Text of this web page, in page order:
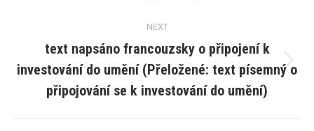
NEXT
Next
post:
text napsáno francouzsky o připojení k
investování do umění (Přeložené: text písemný o
připojování se k investování do umění)